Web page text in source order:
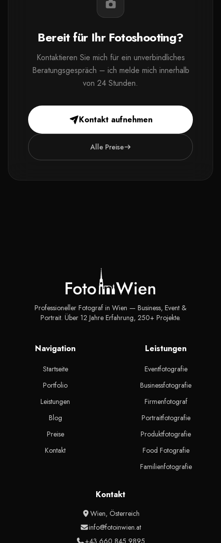
Bereit für Ihr Fotoshooting?
Kontaktieren Sie mich für ein unverbindliches
Beratungsgespräch – ich melde mich innerhalb
von 24 Stunden.
Kontakt aufnehmen
Alle Preise
Professioneller Fotograf in Wien — Business, Event &
Portrait. Über 12 Jahre Erfahrung, 250+ Projekte.
Navigation
Startseite
Portfolio
Leistungen
Blog
Preise
Kontakt
Leistungen
Eventfotografie
Businessfotografie
Firmenfotograf
Portraitfotografie
Produktfotografie
Food Fotografie
Familienfotografie
Kontakt
Wien, Österreich
info@fotoinwien.at